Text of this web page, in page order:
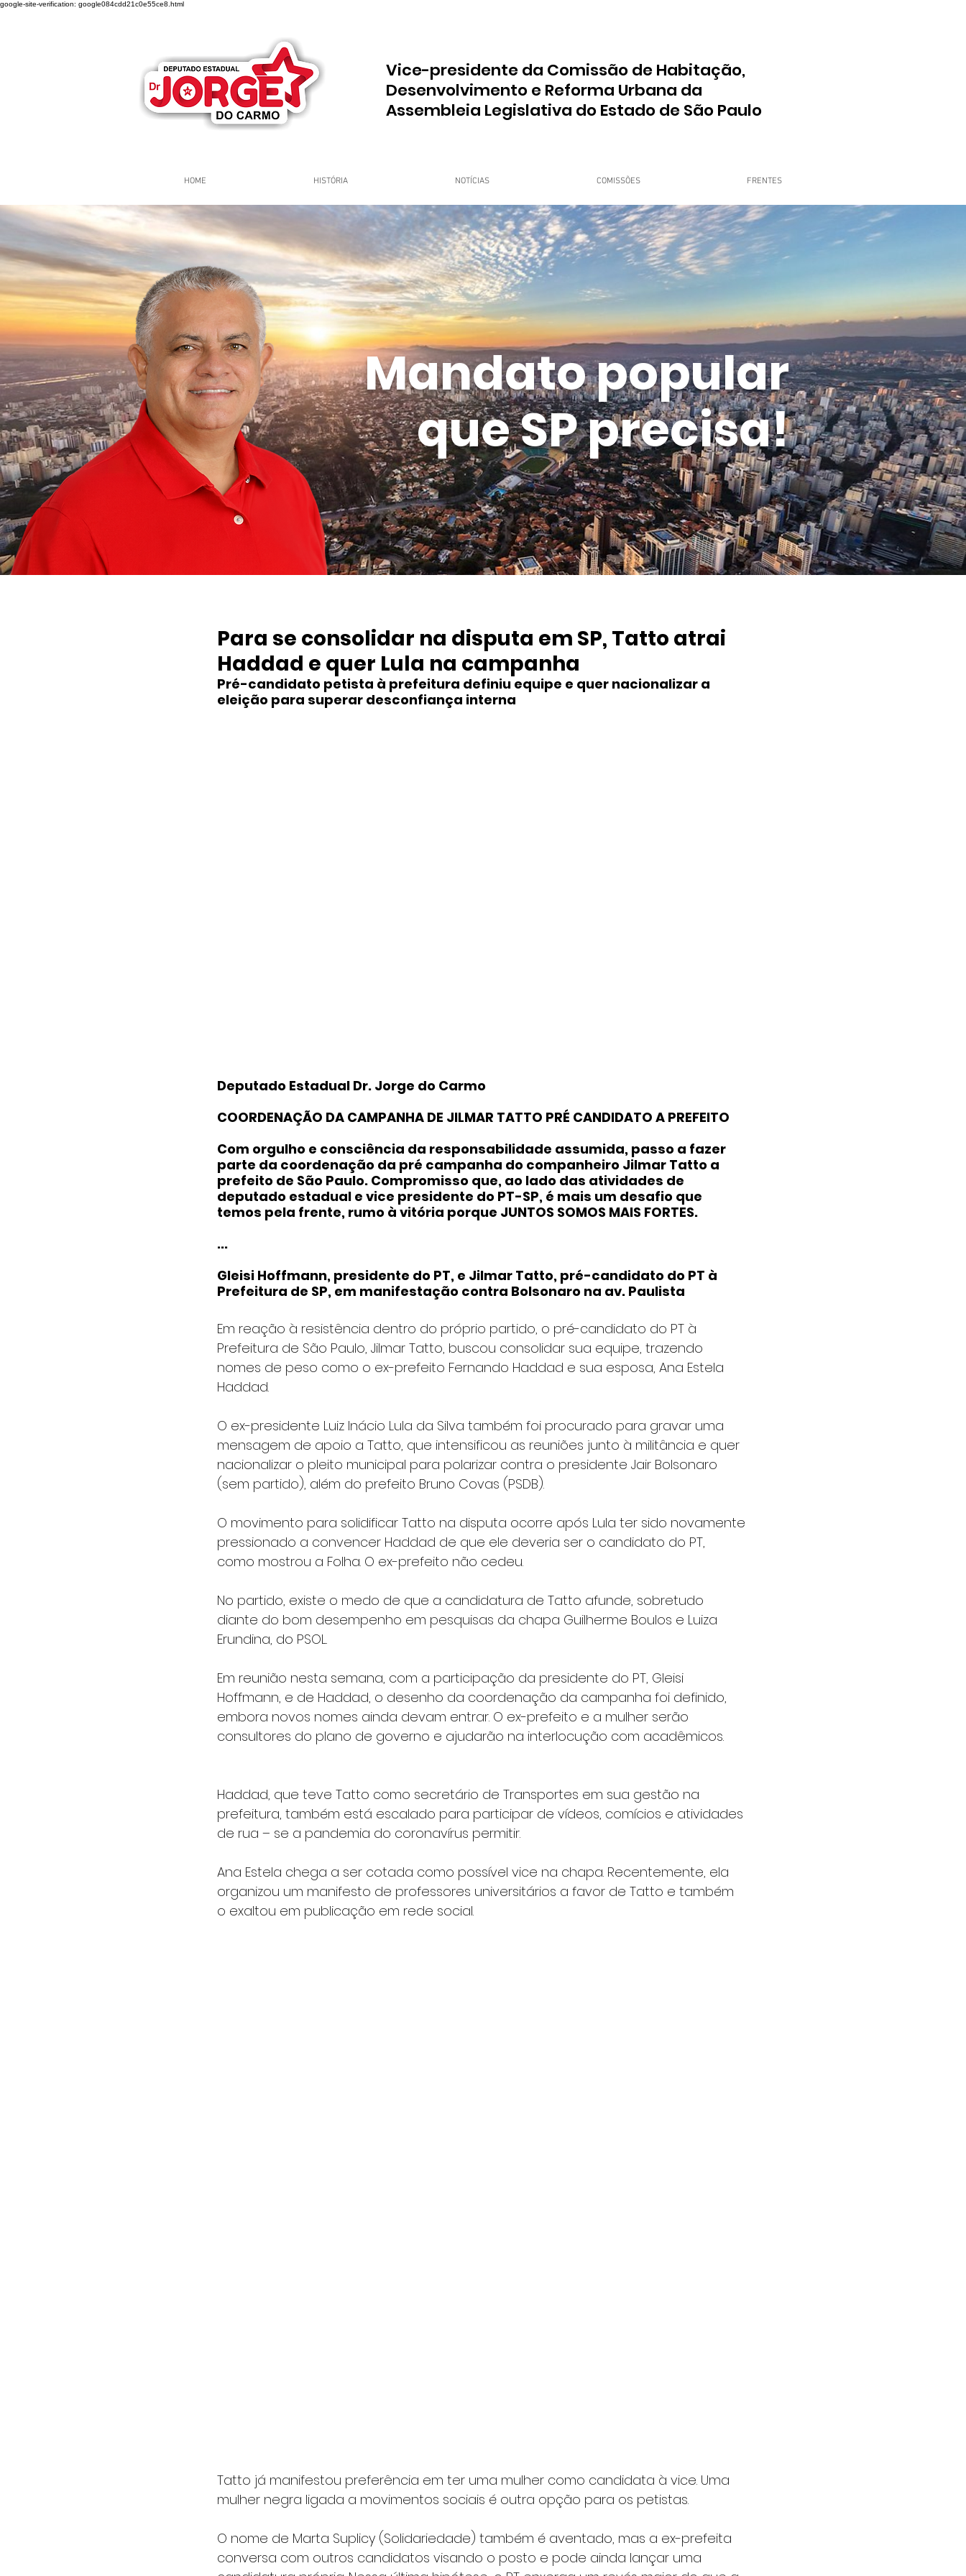
google-site-verification: google084cdd21c0e55ce8.html
Vice-presidente da Comissão de Habitação,
Desenvolvimento e Reforma Urbana da
Assembleia Legislativa do Estado de São Paulo
HOME HISTÓRIA NOTÍCIAS COMISSÕES FRENTES
Para se consolidar na disputa em SP, Tatto atrai
Haddad e quer Lula na campanha
Pré-candidato petista à prefeitura definiu equipe e quer nacionalizar a
eleição para superar desconfiança interna
Deputado Estadual Dr. Jorge do Carmo
COORDENAÇÃO DA CAMPANHA DE JILMAR TATTO PRÉ CANDIDATO A PREFEITO
Com orgulho e consciência da responsabilidade assumida, passo a fazer
parte da coordenação da pré campanha do companheiro Jilmar Tatto a
prefeito de São Paulo. Compromisso que, ao lado das atividades de
deputado estadual e vice presidente do PT-SP, é mais um desafio que
temos pela frente, rumo à vitória porque JUNTOS SOMOS MAIS FORTES.
...
Gleisi Hoffmann, presidente do PT, e Jilmar Tatto, pré-candidato do PT à
Prefeitura de SP, em manifestação contra Bolsonaro na av. Paulista
Em reação à resistência dentro do próprio partido, o pré-candidato do PT à
Prefeitura de São Paulo, Jilmar Tatto, buscou consolidar sua equipe, trazendo
nomes de peso como o ex-prefeito Fernando Haddad e sua esposa, Ana Estela
Haddad.
O ex-presidente Luiz Inácio Lula da Silva também foi procurado para gravar uma
mensagem de apoio a Tatto, que intensificou as reuniões junto à militância e quer
nacionalizar o pleito municipal para polarizar contra o presidente Jair Bolsonaro
(sem partido), além do prefeito Bruno Covas (PSDB).
O movimento para solidificar Tatto na disputa ocorre após Lula ter sido novamente
pressionado a convencer Haddad de que ele deveria ser o candidato do PT,
como mostrou a Folha. O ex-prefeito não cedeu.
No partido, existe o medo de que a candidatura de Tatto afunde, sobretudo
diante do bom desempenho em pesquisas da chapa Guilherme Boulos e Luiza
Erundina, do PSOL.
Em reunião nesta semana, com a participação da presidente do PT, Gleisi
Hoffmann, e de Haddad, o desenho da coordenação da campanha foi definido,
embora novos nomes ainda devam entrar. O ex-prefeito e a mulher serão
consultores do plano de governo e ajudarão na interlocução com acadêmicos.
Haddad, que teve Tatto como secretário de Transportes em sua gestão na
prefeitura, também está escalado para participar de vídeos, comícios e atividades
de rua – se a pandemia do coronavírus permitir.
Ana Estela chega a ser cotada como possível vice na chapa. Recentemente, ela
organizou um manifesto de professores universitários a favor de Tatto e também
o exaltou em publicação em rede social.
Tatto já manifestou preferência em ter uma mulher como candidata à vice. Uma
mulher negra ligada a movimentos sociais é outra opção para os petistas.
O nome de Marta Suplicy (Solidariedade) também é aventado, mas a ex-prefeita
conversa com outros candidatos visando o posto e pode ainda lançar uma
Mandato popular
que SP precisa!